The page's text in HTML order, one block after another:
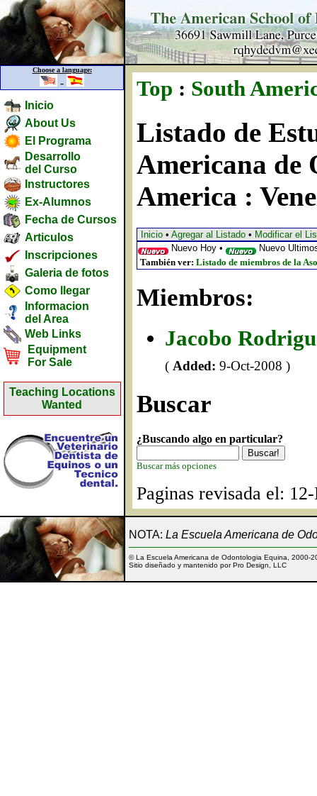
Choose a language:
-
Inicio
About Us
El Programa
Desarrollo
del Curso
Instructores
Ex-Alumnos
Fecha de Cursos
Articulos
Inscripciones
Galeria de fotos
Como llegar
Informacion
del Area
Web Links
Equipment
For Sale
Teaching Locations
Wanted
Top : South
Listado de
Americana de
America :
Inicio • Agregar al Listado • Modificar el
Nuevo Hoy •
Nuevo
También ver: Listado de miembros de la
Miembros:
Jacobo
( Added: 9-Oct-2008 )
Buscar
¿Buscando algo en particular?
Buscar más opciones
Paginas revisada el:
NOTA: La Escuela Americana de
© La Escuela Americana de Odontologia Equina, 2000-
Sitio diseñado y mantenido por Pro Design, LLC